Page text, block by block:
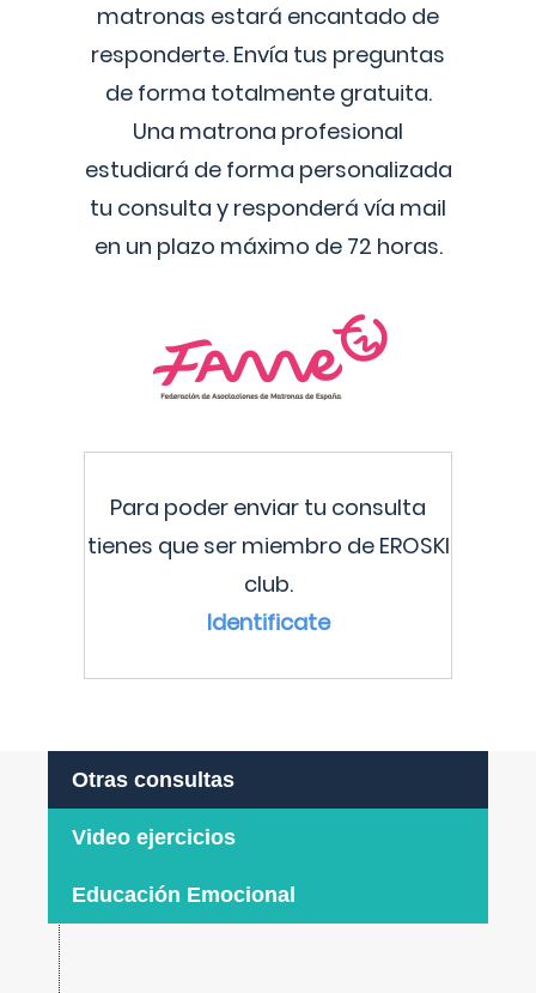
matronas estará encantado de
responderte. Envía tus preguntas
de forma totalmente gratuita.
Una matrona profesional
estudiará de forma personalizada
tu consulta y responderá vía mail
en un plazo máximo de 72 horas.
Para poder enviar tu consulta
tienes que ser miembro de EROSKI
club.
Identificate
Otras consultas
Video ejercicios
Educación Emocional